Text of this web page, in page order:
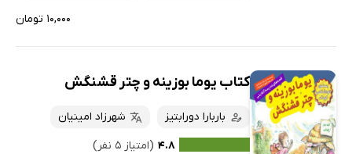
۱۰,۰۰۰ تومان
کتاب یوما بوزینه و چتر قشنگش
باربارا دورابتیز
شهرزاد امینیان
۴.۸ (امتیاز ۵ نفر)